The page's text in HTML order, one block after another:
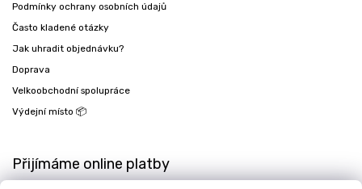
Podmínky ochrany osobních údajů
Často kladené otázky
Jak uhradit objednávku?
Doprava
Velkoobchodní spolupráce
Výdejní místo 📦
Přijímáme online platby